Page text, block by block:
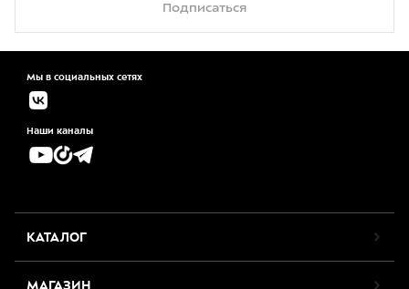
Подписаться
Мы в социальных сетях
Наши каналы
КАТАЛОГ
МАГАЗИН